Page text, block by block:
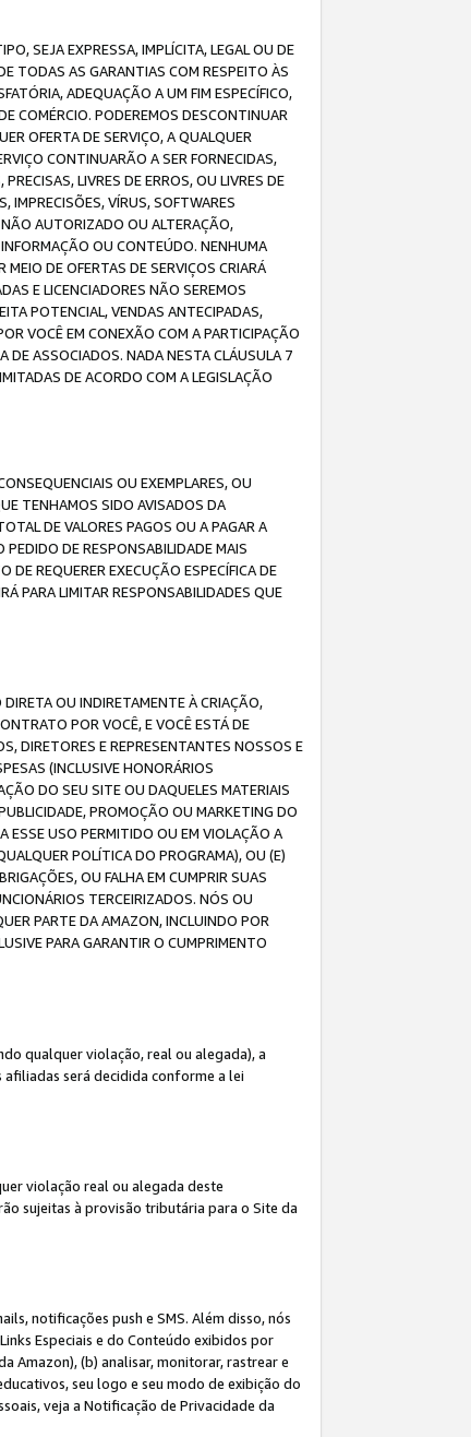
SEJA EXPRESSA, IMPLÍCITA, LEGAL OU DE
TODAS AS GARANTIAS COM RESPEITO ÀS
ADEQUAÇÃO A UM FIM ESPECÍFICO,
COMÉRCIO. PODEREMOS DESCONTINUAR
OFERTA DE SERVIÇO, A QUALQUER
CONTINUARÃO A SER FORNECIDAS,
LIVRES DE ERROS, OU LIVRES DE
IMPRECISÕES, VÍRUS, SOFTWARES
NÃO AUTORIZADO OU ALTERAÇÃO,
OU CONTEÚDO. NENHUMA
DE OFERTAS DE SERVIÇOS CRIARÁ
E LICENCIADORES NÃO SEREMOS
POTENCIAL, VENDAS ANTECIPADAS,
VOCÊ EM CONEXÃO COM A PARTICIPAÇÃO
DE ASSOCIADOS. NADA NESTA CLÁUSULA 7
DE ACORDO COM A LEGISLAÇÃO
OU EXEMPLARES, OU
TENHAMOS SIDO AVISADOS DA
DE VALORES PAGOS OU A PAGAR A
DE RESPONSABILIDADE MAIS
REQUERER EXECUÇÃO ESPECÍFICA DE
PARA LIMITAR RESPONSABILIDADES QUE
OU INDIRETAMENTE À CRIAÇÃO,
POR VOCÊ, E VOCÊ ESTÁ DE
DIRETORES E REPRESENTANTES NOSSOS E
(INCLUSIVE HONORÁRIOS
DO SEU SITE OU DAQUELES MATERIAIS
PROMOÇÃO OU MARKETING DO
ESSE USO PERMITIDO OU EM VIOLAÇÃO A
POLÍTICA DO PROGRAMA), OU (E)
OU FALHA EM CUMPRIR SUAS
TERCEIRIZADOS. NÓS OU
PARTE DA AMAZON, INCLUINDO POR
PARA GARANTIR O CUMPRIMENTO
qualquer violação, real ou alegada), a
será decidida conforme a lei
violação real ou alegada deste
sujeitas à provisão tributária para o Site da
notificações push e SMS. Além disso, nós
Especiais e do Conteúdo exibidos por
Amazon), (b) analisar, monitorar, rastrear e
seu logo e seu modo de exibição do
veja a Notificação de Privacidade da